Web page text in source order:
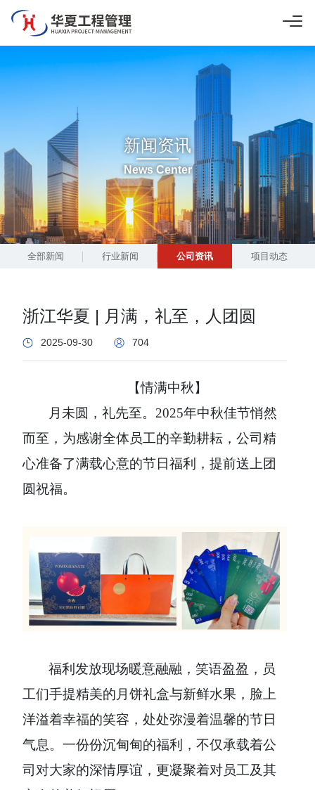
新闻资讯
News Center
全部新闻 行业新闻 公司资讯 项目动态
浙江华夏 | 月满，礼至，人团圆
2025-09-30 704
【情满中秋】
月未圆，礼先至。 2025年中秋佳节悄然
而至，为感谢全体员工的辛勤耕耘，公司精
心准备了满载心意的节日福利，提前送上团
圆祝福。
福利发放现场暖意融融，笑语盈盈，员
工们手提精美的月饼礼盒与新鲜水果，脸上
洋溢着幸福的笑容，处处弥漫着温馨的节日
气息。一份份沉甸甸的福利，不仅承载着公
司对大家的深情厚谊，更凝聚着对员工及其